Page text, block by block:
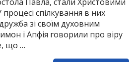
спілкування в них
зі своїм духовним
і Апфія говорили про віру
що …